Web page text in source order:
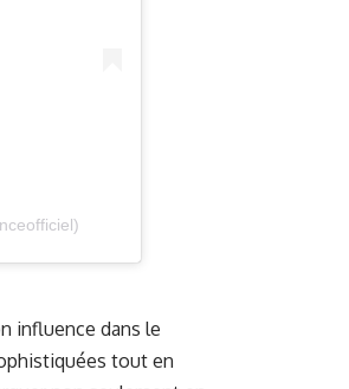
influence dans le
tout en